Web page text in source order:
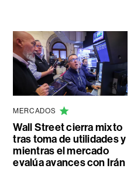
MERCADOS
Wall Street cierra mixto
tras toma de utilidades y
mientras el mercado
evalúa avances con Irán